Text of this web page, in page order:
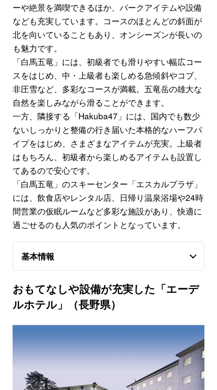
ーや絶景を満喫できるほか、パークアイテムや設備
なども充実しています。コースのほとんどの斜面が
北を向いていることもあり、オンシーズンが長いの
も魅力です。
「白馬五竜」には、初級者でも滑りやすい幅広コー
スをはじめ、中・上級者も楽しめる急傾斜やコブ、
非圧雪など、多彩なコースが満載。五竜岳の雄大な
自然を楽しみながら滑ることができます。
一方、隣接する「Hakuba47」には、国内でも数少
ないしっかりと整備の行き届いた本格的なハーフパ
イプをはじめ、さまざまなアイテムが充実。上級者
はもちろん、初級者から楽しめるアイテムも設置し
てあるので安心です。
「白馬五竜」のスキーセンター「エスカルプラザ」
には、飲食店やレンタル店、日帰り温泉浴場や24時
間営業の仮眠ルームなど多彩な施設があり、快適に
過ごせるのも人気のポイントとなっています。
基本情報
おもてなしや設備が充実した「エーデ
ルホテル」（長野県）